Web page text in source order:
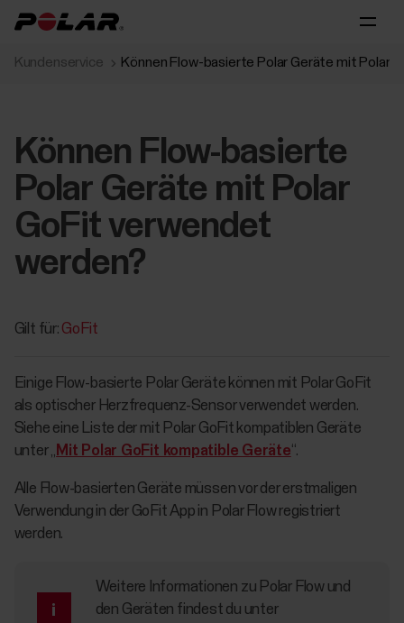
Kundenservice Können Flow-basierte Polar Geräte mit Polar
Können Flow-basierte
Polar Geräte mit Polar
GoFit verwendet
werden?
Gilt für: GoFit
Einige Flow-basierte Polar Geräte können mit Polar GoFit
als optischer Herzfrequenz-Sensor verwendet werden.
Siehe eine Liste der mit Polar GoFit kompatiblen Geräte
unter „ Mit Polar GoFit kompatible Geräte“.
Alle Flow-basierten Geräte müssen vor der erstmaligen
Verwendung in der GoFit App in Polar Flow registriert
werden.
Weitere Informationen zu Polar Flow und
den Geräten findest du unter